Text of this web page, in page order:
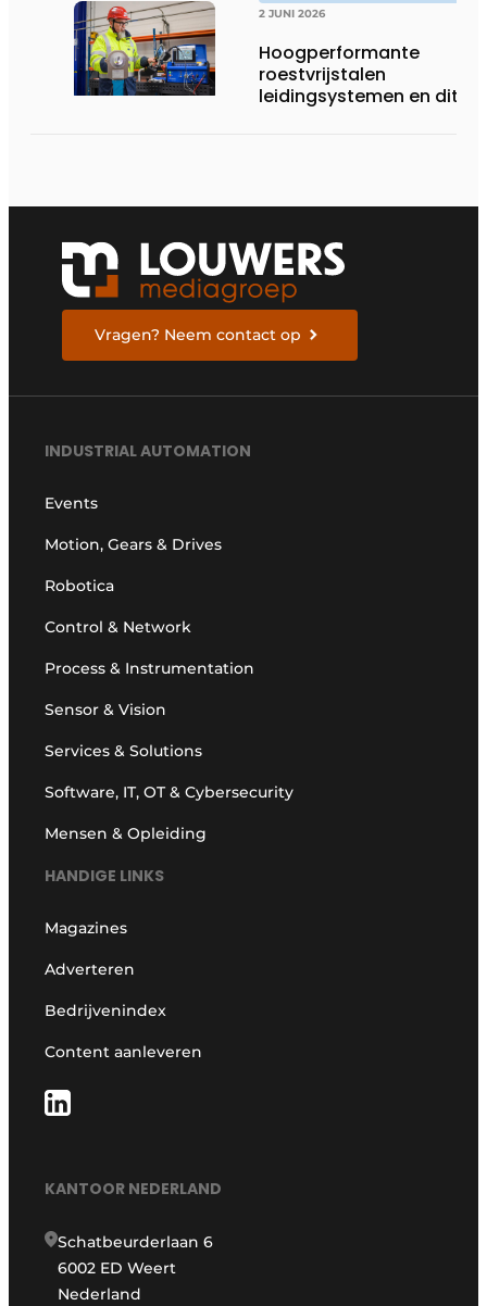
2 JUNI 2026
Hoogperformante
roestvrijstalen
leidingsystemen en dito
Vragen? Neem contact op
INDUSTRIAL AUTOMATION
Events
Motion, Gears & Drives
Robotica
Control & Network
Process & Instrumentation
Sensor & Vision
Services & Solutions
Software, IT, OT & Cybersecurity
Mensen & Opleiding
HANDIGE LINKS
Magazines
Adverteren
Bedrijvenindex
Content aanleveren
KANTOOR NEDERLAND
Schatbeurderlaan 6
6002 ED Weert
Nederland